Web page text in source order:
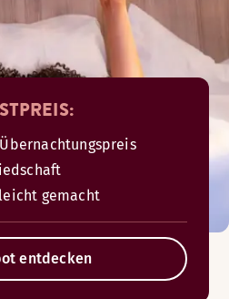
gemacht
entdecken